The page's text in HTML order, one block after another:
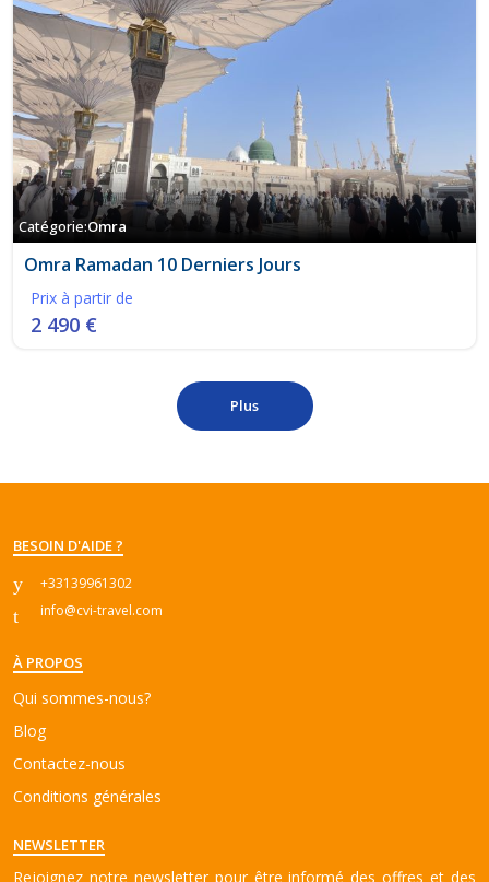
Catégorie:Omra
Omra Ramadan 10 Derniers Jours
Prix à partir de
2 490 €
Plus
BESOIN D'AIDE ?
+33139961302
info@cvi-travel.com
À PROPOS
Qui sommes-nous?
Blog
Contactez-nous
Conditions générales
NEWSLETTER
Rejoignez notre newsletter pour être informé des offres et des